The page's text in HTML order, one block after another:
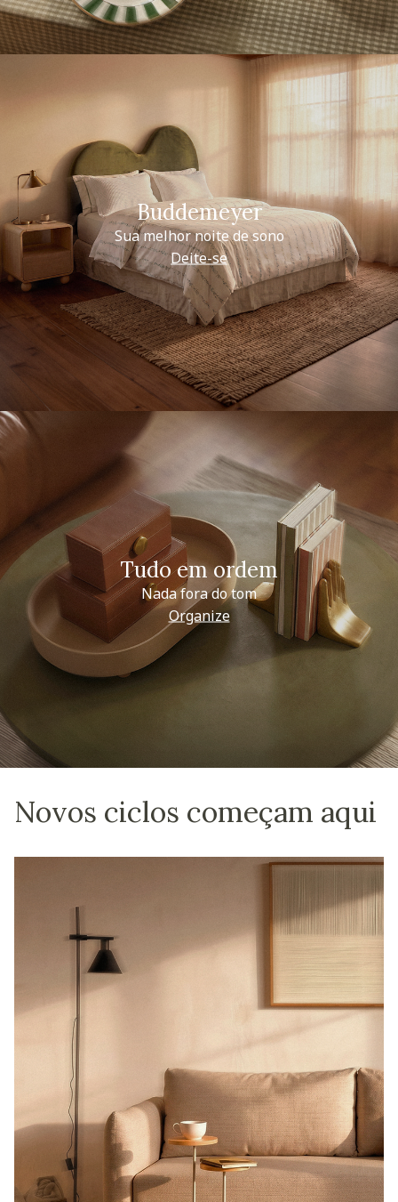
Buddemeyer
Sua melhor noite de sono
Deite-se
Tudo em ordem
Nada fora do tom
Organize
Novos ciclos começam aqui